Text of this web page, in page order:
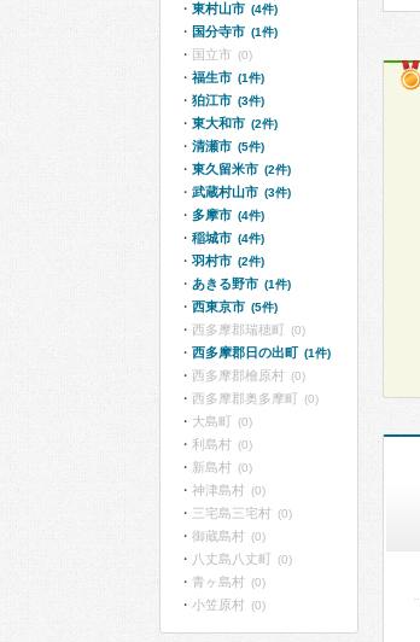
東村山市 (4件)
国分寺市 (1件)
国立市 (0)
福生市 (1件)
狛江市 (3件)
東大和市 (2件)
清瀬市 (5件)
東久留米市 (2件)
武蔵村山市 (3件)
多摩市 (4件)
稲城市 (4件)
羽村市 (2件)
あきる野市 (1件)
西東京市 (5件)
西多摩郡瑞穂町 (0)
西多摩郡日の出町 (1件)
西多摩郡檜原村 (0)
西多摩郡奥多摩町 (0)
大島町 (0)
利島村 (0)
新島村 (0)
神津島村 (0)
三宅島三宅村 (0)
御蔵島村 (0)
八丈島八丈町 (0)
青ヶ島村 (0)
小笠原村 (0)